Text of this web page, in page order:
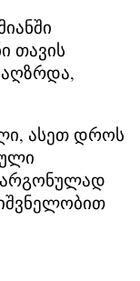
თავის
აღზრდა,
ასეთ დროს